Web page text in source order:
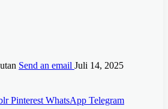
Send an email Juli 14, 2025
Pinterest WhatsApp Telegram